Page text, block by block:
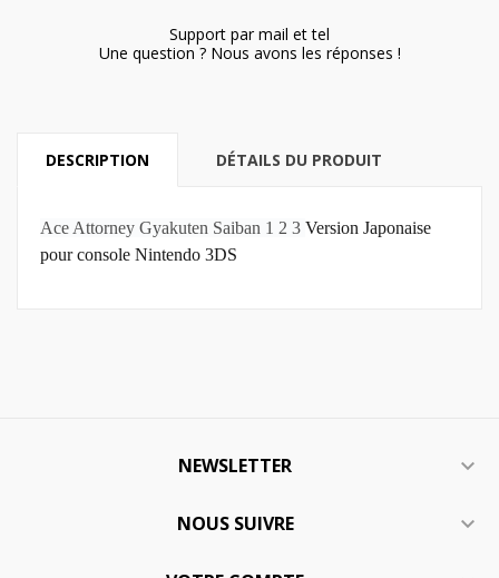
Support par mail et tel
Une question ? Nous avons les réponses !
DESCRIPTION DÉTAILS DU PRODUIT
Ace Attorney Gyakuten Saiban 1 2 3 Version Japonaise
pour console Nintendo 3DS
NEWSLETTER 
NOUS SUIVRE 